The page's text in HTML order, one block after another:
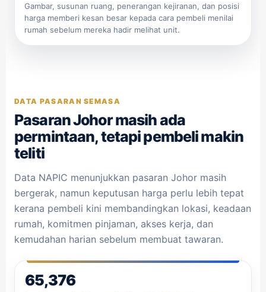
Gambar, susunan ruang, penerangan kejiranan, dan posisi
harga memberi kesan besar kepada cara pembeli menilai
rumah sebelum mereka hadir melihat unit.
DATA PASARAN SEMASA
Pasaran Johor masih ada
permintaan, tetapi pembeli makin
teliti
Data NAPIC menunjukkan pasaran Johor masih
bergerak, namun keputusan harga perlu lebih tepat
kerana pembeli kini membandingkan lokasi, keadaan
rumah, komitmen pinjaman, akses kerja, dan
kemudahan harian sebelum membuat tawaran.
65,376